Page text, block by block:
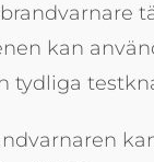
kan
tydliga